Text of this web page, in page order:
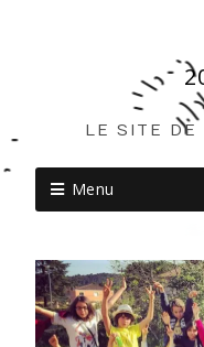
LE SITE DE
Menu